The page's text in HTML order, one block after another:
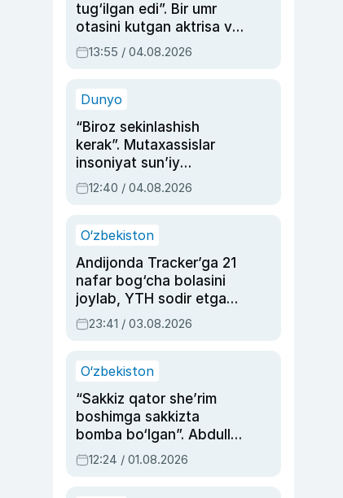
tug‘ilgan edi”. Bir umr
otasini kutgan aktrisa va
dublyaj ustasi Rimma
Ahmedovaning
13:55 / 04.08.2026
Dunyo
“Biroz sekinlashish
kerak”. Mutaxassislar
insoniyat sun’iy
intellektni boshqara
olmay qolishidan xavotir
12:40 / 04.08.2026
O‘zbekiston
Andijonda Tracker’ga 21
nafar bog‘cha bolasini
joylab, YTH sodir etgan
ayolga sud hukmi o‘qildi
23:41 / 03.08.2026
O‘zbekiston
“Sakkiz qator she’rim
boshimga sakkizta
bomba bo‘lgan”. Abdulla
Oripovni siyosiy
ayblovlardan asrab
12:24 / 01.08.2026